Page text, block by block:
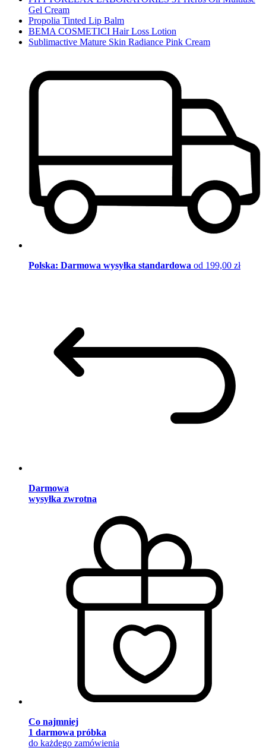
Gel Cream
Propolia Tinted Lip Balm
BEMA COSMETICI Hair Loss Lotion
Sublimactive Mature Skin Radiance Pink Cream
Polska: Darmowa wysyłka standardowa od 199,00 zł
Darmowa
wysyłka zwrotna
Co najmniej
1 darmowa próbka
do każdego zamówienia